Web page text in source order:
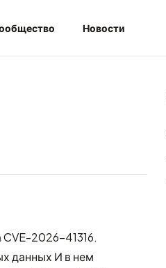
Новости
CVE-2026-41316.
данных И в нем